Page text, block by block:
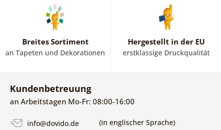
Breites Sortiment
an Tapeten und Dekorationen
Hergestellt in der EU
erstklassige Druckqualität
Kundenbetreuung
an Arbeitstagen Mo-Fr: 08:00-16:00
info@dovido.de (in englischer Sprache)